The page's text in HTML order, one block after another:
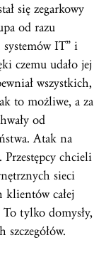
się zegarkowy
od razu
systemów IT” i
czemu udało jej
wszystkich,
to możliwe, a za
od
Atak na
chcieli
sieci
klientów całej
To tylko domysły,